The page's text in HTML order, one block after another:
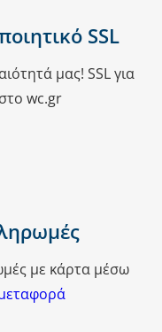
SSL
μας! SSL για
wc.gr
με κάρτα μέσω